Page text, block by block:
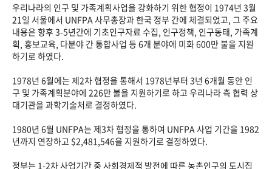
우리나라의 인구 및 가족계획사업을 강화하기 위한 협정이 1974년 3월
21일 서울에서 UNFPA 사무총장과 한국 정부 간에 체결되었고, 그 주요
내용은 향후 3-5년간에 기초인구자료 수집, 인구정책, 인구동태, 가족계
획, 홍보교육, 다분야 간 통합사업 등 6개 분야에 미화 600만 불을 지원
하기로 하였다.
1978년 6월에는 제2차 협정을 통해서 1978년부터 3년 6개월 동안 인
구 및 가족계획분야에 226만 불을 지원하기로 하고 우리나라 측 협력 상
대기관을 과학기술처로 결정하였다.
1980년 6월 UNFPA는 제3차 협정을 통하여 UNFPA 사업 기간을 1982
년까지 연장하고 $2,481,546을 지원하기로 결정하였다.
정부는 1-2차 사업기간 중 사회경제적 발전에 따른 농촌인구의 도시집